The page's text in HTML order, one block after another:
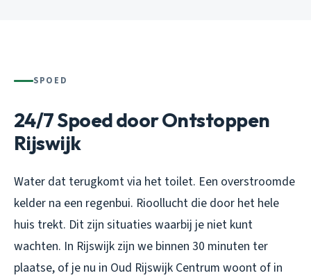
SPOED
24/7 Spoed door Ontstoppen
Rijswijk
Water dat terugkomt via het toilet. Een overstroomde
kelder na een regenbui. Rioollucht die door het hele
huis trekt. Dit zijn situaties waarbij je niet kunt
wachten. In Rijswijk zijn we binnen 30 minuten ter
plaatse, of je nu in Oud Rijswijk Centrum woont of in